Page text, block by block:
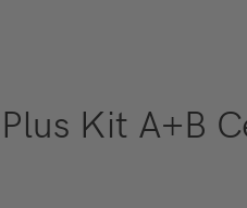
Kit A+B